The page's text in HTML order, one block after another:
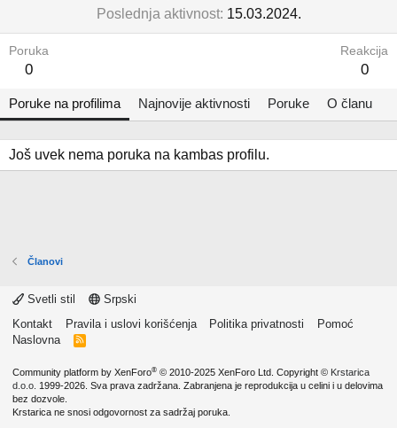
Poslednja aktivnost 15.03.2024.
Poruka
0
Reakcija
0
Poruke na profilima Najnovije aktivnosti Poruke O članu
Još uvek nema poruka na kambas profilu.
Članovi
Svetli stil
Srpski
Kontakt
Pravila i uslovi korišćenja Politika privatnosti
Pomoć
Naslovna
R
Community platform by XenForo® © 2010-2025 XenForo Ltd. Copyright © Krstarica
d.o.o. 1999-2026. Sva prava zadržana. Zabranjena je reprodukcija u celini i u delovima
bez dozvole.
Krstarica ne snosi odgovornost za sadržaj poruka.